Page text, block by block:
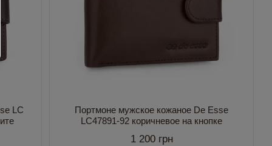
LC
Портмоне мужское кожаное De Esse
LC47891-92 коричневое на кнопке
1 200 грн